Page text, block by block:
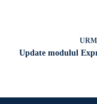
Update modulul